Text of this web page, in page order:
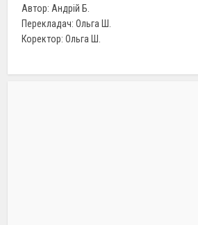
Автор: Андрій Б.
Перекладач: Ольга Ш.
Коректор: Ольга Ш.